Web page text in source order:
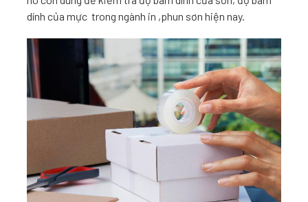
dính của mực trong ngành in ,phun sơn hiện nay.